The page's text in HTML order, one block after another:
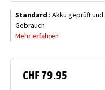
CHF 79.95
Standard : Akku geprüft
Gebrauch
Mehr erfahren